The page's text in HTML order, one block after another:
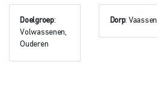
Doelgroep:
Volwassenen,
Ouderen
Dorp: Vaassen